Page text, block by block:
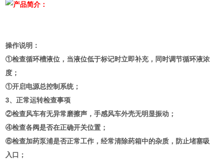
产品简介：
操作说明：
①检查循环槽液位，当液位低于标记时立即补充，同时调节循环液浓
度；
①开启电源总控制系统；
3、正常运转检查事项
②检查风车有无异常磨擦声，手感风车外壳无明显振动；
④检查各阀是否在正确开关位置；
⑥检查加药泵浦是否正常工作，经常清除药箱中的杂质，防止堵塞吸
入口；